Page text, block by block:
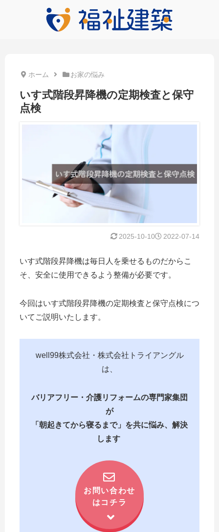
ホーム お家の悩み
いす式階段昇降機の定期検査と保守
点検
2022-07-14
2025-10-10
いす式階段昇降機は毎日人を乗せるものだからこ
そ、安全に使用できるよう整備が必要です。
今回はいす式階段昇降機の定期検査と保守点検につ
いてご説明いたします。
well99株式会社・株式会社トライアングル
は、
バリアフリー・介護リフォームの専門家集団
が
「朝起きてから寝るまで」を共に悩み、解決
します
お問い合わせ
はコチラ